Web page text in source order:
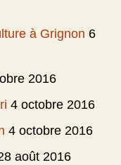
à Grignon 6
2016
4 octobre 2016
4 octobre 2016
août 2016